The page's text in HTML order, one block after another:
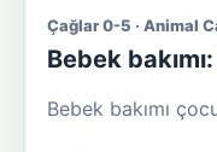
Çağlar 0-5 · Animal
Bebek
Bebek bakımı